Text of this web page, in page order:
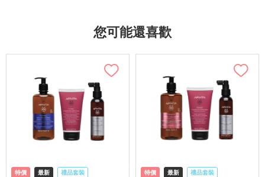
您可能還喜歡
特價 最新 禮品套裝 特價 最新 禮品套裝